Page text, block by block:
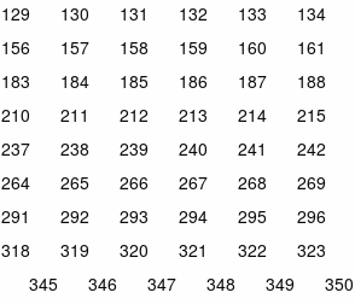
129 130 131 132 133 134
156 157 158 159 160 161
183 184 185 186 187 188
210 211 212 213 214 215
237 238 239 240 241 242
264 265 266 267 268 269
291 292 293 294 295 296
318 319 320 321 322 323
345 346 347 348 349 350